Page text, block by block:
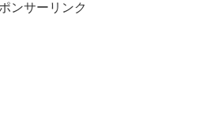
ンサーリンク